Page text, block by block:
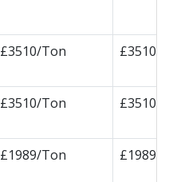
£3510/Ton £3510/
£3510/Ton £3510/
£1989/Ton £1989/